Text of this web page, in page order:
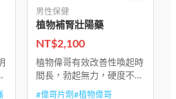
男性保健
植物補腎壯陽藥
NT$2,100
植物偉哥有效改善性喚起時
間長，勃起無力，硬度不
夠，陽痿早洩，性生活持續
#偉哥片劑#植物偉哥